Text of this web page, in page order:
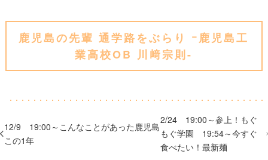
鹿児島の先輩 通学路をぶらり ｰ鹿児島工
業高校OB 川﨑宗則-
12/9 19:00～こんなことがあった鹿児島
この1年
2/24 19:00～参上！もぐ
もぐ学園 19:54～今すぐ
食べたい！最新麺